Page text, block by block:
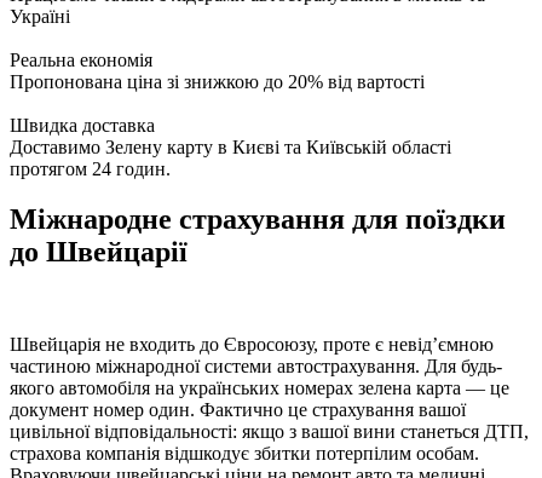
Україні
Реальна економія
Пропонована ціна зі знижкою до 20% від вартості
Швидка доставка
Доставимо Зелену карту в Києві та Київській області
протягом 24 годин.
Міжнародне страхування для поїздки
до Швейцарії
Швейцарія не входить до Євросоюзу, проте є невід’ємною
частиною міжнародної системи автострахування. Для будь-
якого автомобіля на українських номерах зелена карта — це
документ номер один. Фактично це страхування вашої
цивільної відповідальності: якщо з вашої вини станеться ДТП,
страхова компанія відшкодує збитки потерпілим особам.